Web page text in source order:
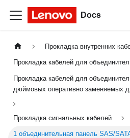
Docs
Прокладка внутренних
Прокладка кабелей для
Прокладка кабелей для
дюймовых оперативно заменяемых
Прокладка сигнальных кабелей
1 объединительная панель SAS/